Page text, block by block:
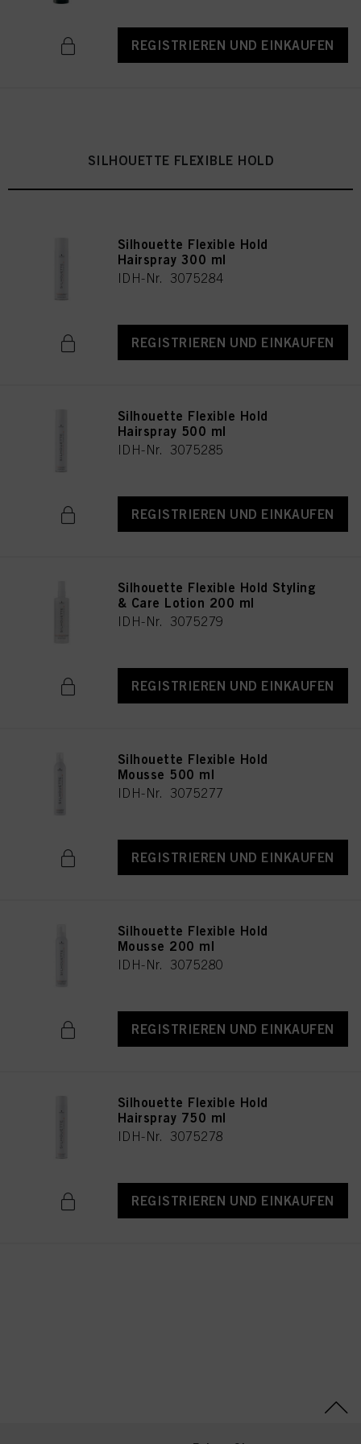
REGISTRIEREN UND EINKAUFEN
SILHOUETTE FLEXIBLE HOLD
Silhouette Flexible Hold
Hairspray 300 ml
IDH-Nr. 3075284
REGISTRIEREN UND EINKAUFEN
Silhouette Flexible Hold
Hairspray 500 ml
IDH-Nr. 3075285
REGISTRIEREN UND EINKAUFEN
Silhouette Flexible Hold Styling
& Care Lotion 200 ml
IDH-Nr. 3075279
REGISTRIEREN UND EINKAUFEN
Silhouette Flexible Hold
Mousse 500 ml
IDH-Nr. 3075277
REGISTRIEREN UND EINKAUFEN
Silhouette Flexible Hold
Mousse 200 ml
IDH-Nr. 3075280
REGISTRIEREN UND EINKAUFEN
Silhouette Flexible Hold
Hairspray 750 ml
IDH-Nr. 3075278
REGISTRIEREN UND EINKAUFEN